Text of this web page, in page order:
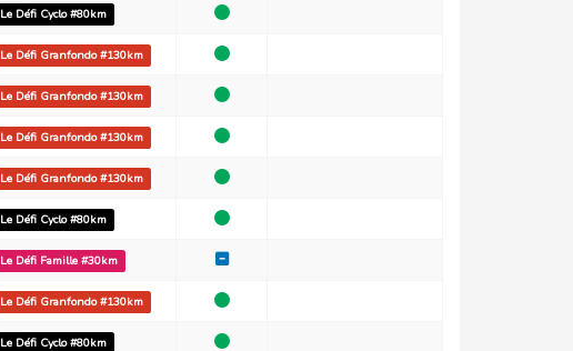
Le Défi Cyclo #80km
Le Défi Granfondo #130km
Le Défi Granfondo #130km
Le Défi Granfondo #130km
Le Défi Granfondo #130km
Le Défi Cyclo #80km
Le Défi Famille #30km
Le Défi Granfondo #130km
Le Défi Cyclo #80km